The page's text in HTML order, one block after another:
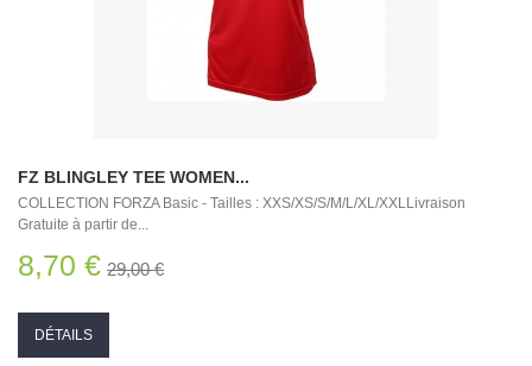
FZ BLINGLEY TEE WOMEN...
COLLECTION FORZA Basic - Tailles : XXS/XS/S/M/L/XL/XXLLivraison
Gratuite à partir de...
8,70 € 29,00 €
DÉTAILS